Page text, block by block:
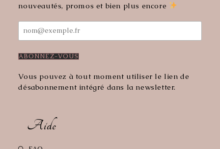
nouveautés, promos et bien plus encore
Vous pouvez à tout moment utiliser le lien de
désabonnement intégré dans la newsletter.
Aide